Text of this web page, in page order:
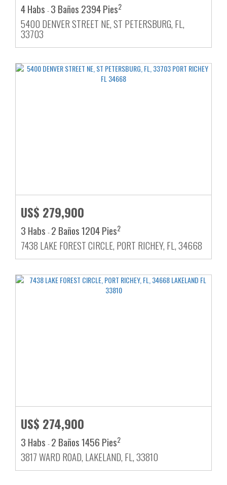
4 Habs -3 Baños 2394 Pies2
5400 DENVER STREET NE, ST PETERSBURG, FL,
33703
US$ 279,900
3 Habs -2 Baños1204 Pies2
7438 LAKE FOREST CIRCLE, PORT RICHEY, FL, 34668
US$ 274,900
3 Habs -2 Baños1456 Pies2
3817 WARD ROAD, LAKELAND, FL, 33810